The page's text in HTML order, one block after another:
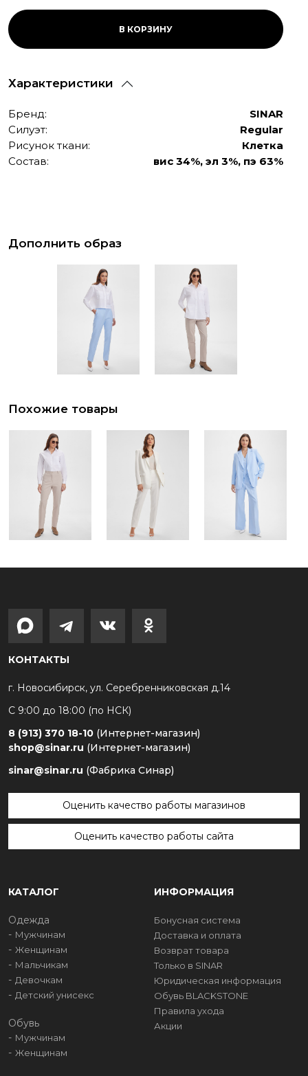
M long
В КОРЗИНУ
Характеристики
Бренд:
SINAR
Силуэт:
Regular
Рисунок ткани:
Клетка
Состав:
вис 34%, эл 3%, пэ 63%
Дополнить образ
Похожие товары
КОНТАКТЫ
г. Новосибирск, ул. Серебренниковская д.14
С 9:00 до 18:00 (по НСК)
8 (913) 370 18-10 (Интернет-магазин)
shop@sinar.ru (Интернет-магазин)
sinar@sinar.ru (Фабрика Синар)
Оценить качество работы магазинов
Оценить качество работы сайта
КАТАЛОГ
Одежда
Мужчинам
Женщинам
Мальчикам
Девочкам
Детский унисекс
Обувь
Мужчинам
Женщинам
ИНФОРМАЦИЯ
Бонусная система
Доставка и оплата
Возврат товара
Только в SINAR
Юридическая информация
Обувь BLACKSTONE
Правила ухода
Акции